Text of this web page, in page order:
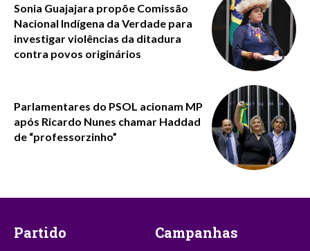
Sonia Guajajara propõe Comissão
Nacional Indígena da Verdade para
investigar violências da ditadura
contra povos originários
Parlamentares do PSOL acionam MP
após Ricardo Nunes chamar Haddad
de “professorzinho”
Partido Campanhas